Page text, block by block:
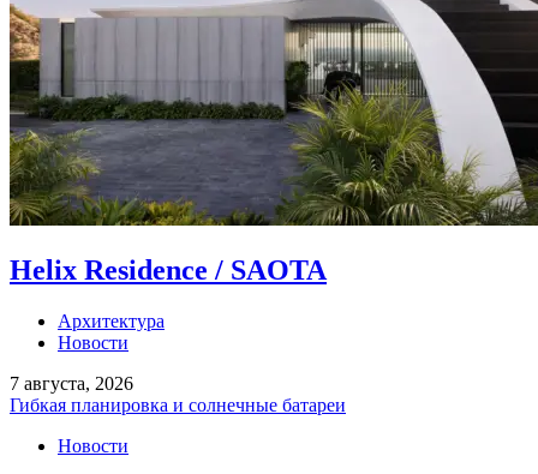
Helix Residence / SAOTA
Архитектура
Новости
7 августа, 2026
Гибкая планировка и солнечные батареи
Новости